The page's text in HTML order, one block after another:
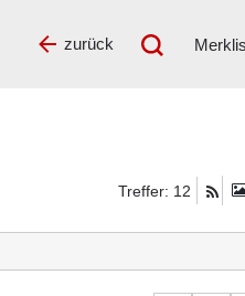
zurück
Treffer: 12